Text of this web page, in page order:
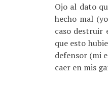
Ojo al dato
hecho mal
caso destruir
que esto
defensor (mi
caer en mis